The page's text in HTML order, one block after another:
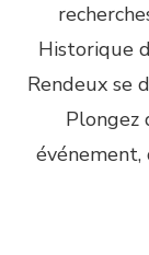
Historique
Rendeux se
Plongez
événement,